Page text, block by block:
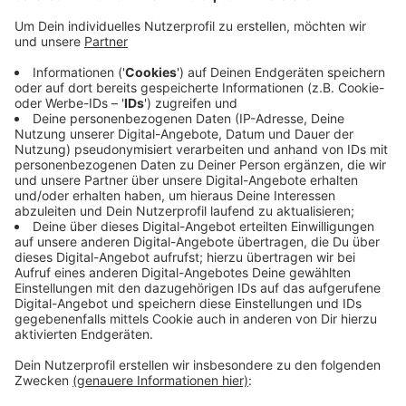
Anzeige
Das möchte die Stadt jetzt anhand einer Umfrage
herausfinden. Gleichzeitig geht es um die Frage,
welchen Stellenwert die Kultur noch bei den
Viersenern hat, was Zuschauer etwa von einem
Theaterbesuch erwarten oder wie man
verlorengegangenes Publikum wieder zurückgewinnen
kann. Die Umfrage dauert maximal zehn Minuten und
findet anonym statt. Ausfüllen kann man den
Fragebogen online aufvierfalt-viersen.de.
Anzeige